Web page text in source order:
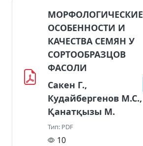
МОРФОЛОГИЧЕСКИЕ
ОСОБЕННОСТИ И
КАЧЕСТВА СЕМЯН У
СОРТООБРАЗЦОВ
ФАСОЛИ
Сакен Г.,
Кудайбергенов М.С.,
Қанатқызы М.
Тип: PDF
10